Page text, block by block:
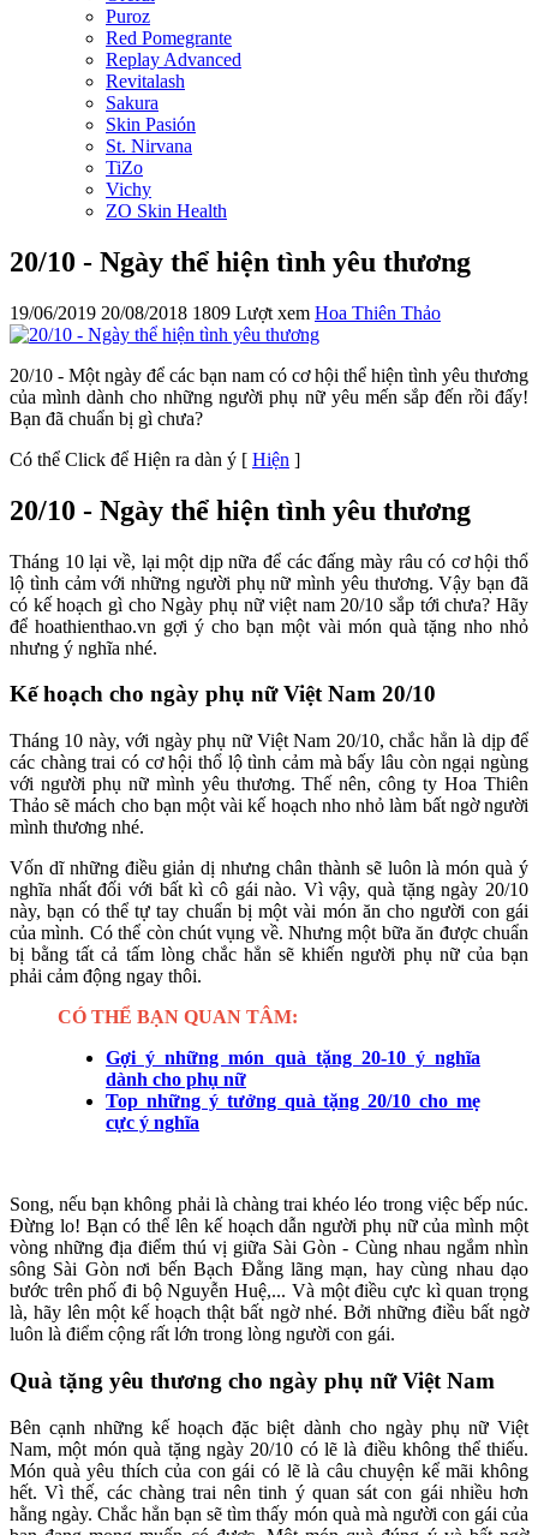
Puroz
Red Pomegrante
Replay Advanced
Revitalash
Sakura
Skin Pasión
St. Nirvana
TiZo
Vichy
ZO Skin Health
20/10 - Ngày thể hiện tình yêu thương
19/06/2019 20/08/2018 1809 Lượt xem Hoa Thiên Thảo
20/10 - Một ngày để các bạn nam có cơ hội thể hiện tình yêu thương
của mình dành cho những người phụ nữ yêu mến sắp đến rồi đấy!
Bạn đã chuẩn bị gì chưa?
Có thể Click để Hiện ra dàn ý [ Hiện ]
20/10 - Ngày thể hiện tình yêu thương
Tháng 10 lại về, lại một dịp nữa để các đấng mày râu có cơ hội thổ
lộ tình cảm với những người phụ nữ mình yêu thương. Vậy bạn đã
có kế hoạch gì cho Ngày phụ nữ việt nam 20/10 sắp tới chưa? Hãy
để hoathienthao.vn gợi ý cho bạn một vài món quà tặng nho nhỏ
nhưng ý nghĩa nhé.
Kế hoạch cho ngày phụ nữ Việt Nam 20/10
Tháng 10 này, với ngày phụ nữ Việt Nam 20/10, chắc hẳn là dịp để
các chàng trai có cơ hội thổ lộ tình cảm mà bấy lâu còn ngại ngùng
với người phụ nữ mình yêu thương. Thế nên, công ty Hoa Thiên
Thảo sẽ mách cho bạn một vài kế hoạch nho nhỏ làm bất ngờ người
mình thương nhé.
Vốn dĩ những điều giản dị nhưng chân thành sẽ luôn là món quà ý
nghĩa nhất đối với bất kì cô gái nào. Vì vậy, quà tặng ngày 20/10
này, bạn có thể tự tay chuẩn bị một vài món ăn cho người con gái
của mình. Có thể còn chút vụng về. Nhưng một bữa ăn được chuẩn
bị bằng tất cả tấm lòng chắc hẳn sẽ khiến người phụ nữ của bạn
phải cảm động ngay thôi.
CÓ THỂ BẠN QUAN TÂM:
Gợi ý những món quà tặng 20-10 ý nghĩa
dành cho phụ nữ
Top những ý tưởng quà tặng 20/10 cho mẹ
cực ý nghĩa
Song, nếu bạn không phải là chàng trai khéo léo trong việc bếp núc.
Đừng lo! Bạn có thể lên kế hoạch dẫn người phụ nữ của mình một
vòng những địa điểm thú vị giữa Sài Gòn - Cùng nhau ngắm nhìn
sông Sài Gòn nơi bến Bạch Đằng lãng mạn, hay cùng nhau dạo
bước trên phố đi bộ Nguyễn Huệ,... Và một điều cực kì quan trọng
là, hãy lên một kế hoạch thật bất ngờ nhé. Bởi những điều bất ngờ
luôn là điểm cộng rất lớn trong lòng người con gái.
Quà tặng yêu thương cho ngày phụ nữ Việt Nam
Bên cạnh những kế hoạch đặc biệt dành cho ngày phụ nữ Việt
Nam, một món quà tặng ngày 20/10 có lẽ là điều không thể thiếu.
Món quà yêu thích của con gái có lẽ là câu chuyện kể mãi không
hết. Vì thế, các chàng trai nên tinh ý quan sát con gái nhiều hơn
hằng ngày. Chắc hẳn bạn sẽ tìm thấy món quà mà người con gái của